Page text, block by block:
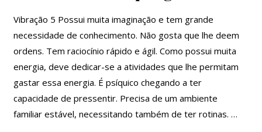
Vibração 5 Possui muita imaginação e tem grande
necessidade de conhecimento. Não gosta que lhe deem
ordens. Tem raciocínio rápido e ágil. Como possui muita
energia, deve dedicar-se a atividades que lhe permitam
gastar essa energia. É psíquico chegando a ter
capacidade de pressentir. Precisa de um ambiente
familiar estável, necessitando também de ter rotinas. …
progresso